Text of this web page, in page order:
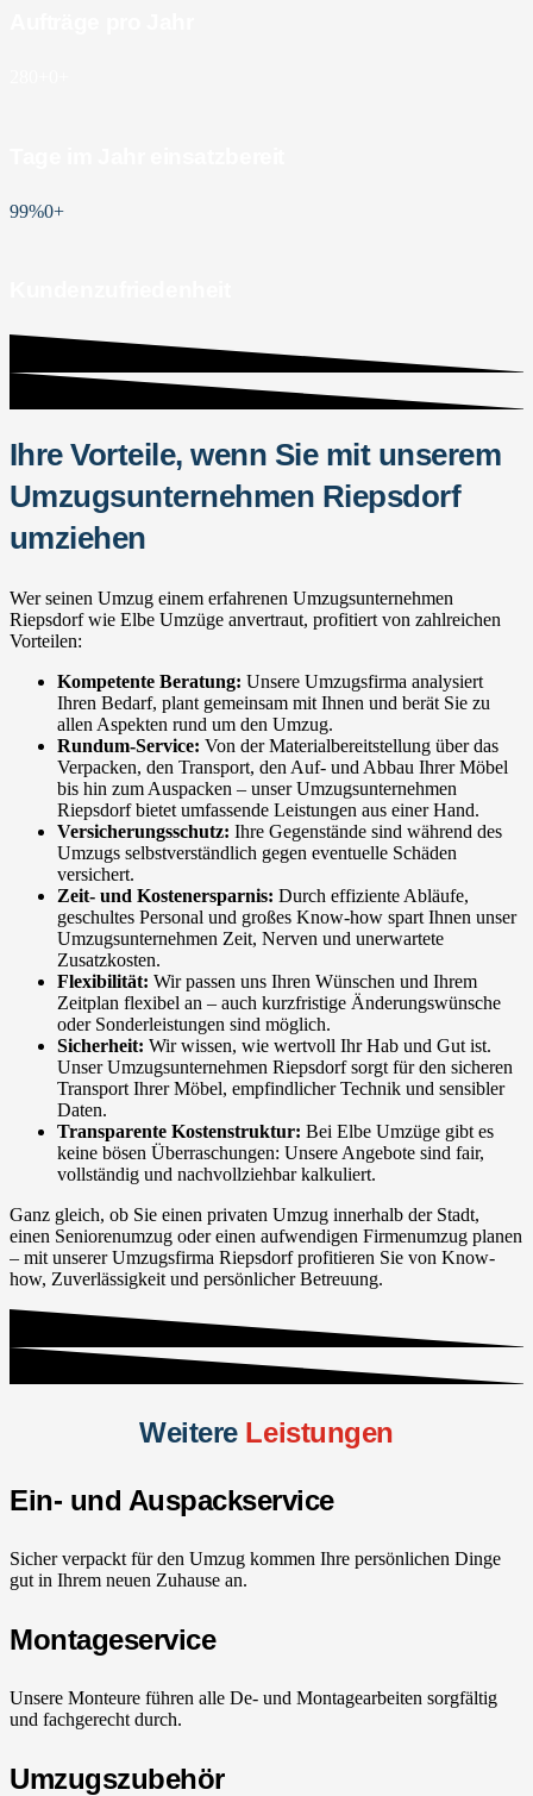
99%0+
Ihre Vorteile, wenn Sie mit unserem
Umzugsunternehmen Riepsdorf
umziehen
Wer seinen Umzug einem erfahrenen Umzugsunternehmen
Riepsdorf wie Elbe Umzüge anvertraut, profitiert von zahlreichen
Vorteilen:
Kompetente Beratung: Unsere Umzugsfirma analysiert
Ihren Bedarf, plant gemeinsam mit Ihnen und berät Sie zu
allen Aspekten rund um den Umzug.
Rundum-Service: Von der Materialbereitstellung über das
Verpacken, den Transport, den Auf- und Abbau Ihrer Möbel
bis hin zum Auspacken – unser Umzugsunternehmen
Riepsdorf bietet umfassende Leistungen aus einer Hand.
Versicherungsschutz: Ihre Gegenstände sind während des
Umzugs selbstverständlich gegen eventuelle Schäden
versichert.
Zeit- und Kostenersparnis: Durch effiziente Abläufe,
geschultes Personal und großes Know-how spart Ihnen unser
Umzugsunternehmen Zeit, Nerven und unerwartete
Zusatzkosten.
Flexibilität: Wir passen uns Ihren Wünschen und Ihrem
Zeitplan flexibel an – auch kurzfristige Änderungswünsche
oder Sonderleistungen sind möglich.
Sicherheit: Wir wissen, wie wertvoll Ihr Hab und Gut ist.
Unser Umzugsunternehmen Riepsdorf sorgt für den sicheren
Transport Ihrer Möbel, empfindlicher Technik und sensibler
Daten.
Transparente Kostenstruktur: Bei Elbe Umzüge gibt es
keine bösen Überraschungen: Unsere Angebote sind fair,
vollständig und nachvollziehbar kalkuliert.
Ganz gleich, ob Sie einen privaten Umzug innerhalb der Stadt,
einen Seniorenumzug oder einen aufwendigen Firmenumzug planen
– mit unserer Umzugsfirma Riepsdorf profitieren Sie von Know-
how, Zuverlässigkeit und persönlicher Betreuung.
Weitere Leistungen
Ein- und Auspackservice
Sicher verpackt für den Umzug kommen Ihre persönlichen Dinge
gut in Ihrem neuen Zuhause an.
Montageservice
Unsere Monteure führen alle De- und Montagearbeiten sorgfältig
und fachgerecht durch.
Umzugszubehör